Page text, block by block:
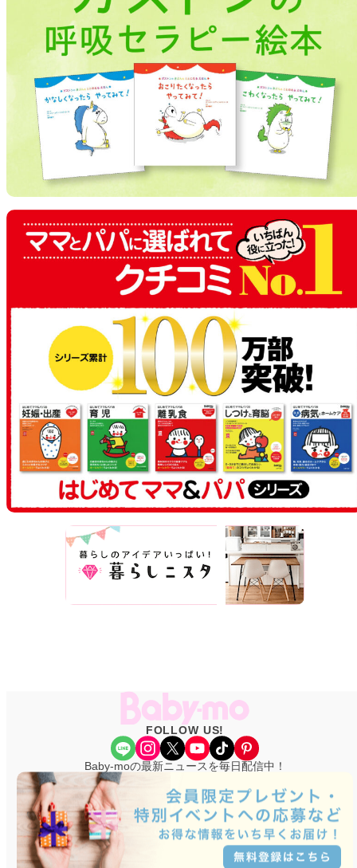
FOLLOW US!
Share Icon Instagram X YouTube TikTok Pinterest
Baby-moの最新ニュースを毎日配信中！